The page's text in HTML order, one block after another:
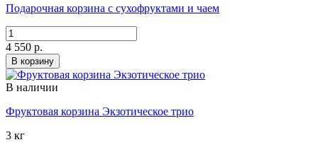
Подарочная корзина с сухофруктами и чаем
4 550 р.
В корзину
В наличии
Фруктовая корзина Экзотическое трио
3 кг